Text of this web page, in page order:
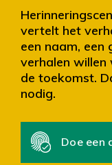
vertelt het
een naam, een
verhalen willen
de toekomst.
nodig.
Doe een